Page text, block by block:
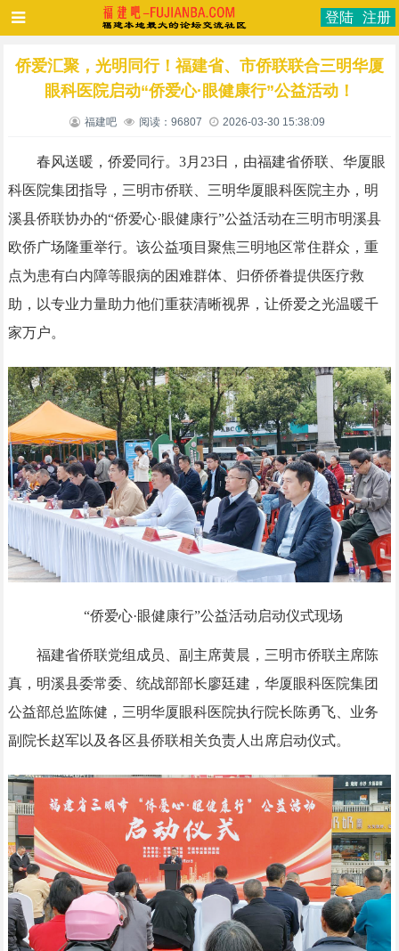
登陆 注册
侨爱汇聚，光明同行！福建省、市侨联联合三明华厦
眼科医院启动“侨爱心·眼健康行”公益活动！
福建吧 阅读：96807 2026-03-30 15:38:09
春风送暖，侨爱同行。3月23日，由福建省侨联、华厦眼
科医院集团指导，三明市侨联、三明华厦眼科医院主办，明
溪县侨联协办的“侨爱心·眼健康行”公益活动在三明市明溪县
欧侨广场隆重举行。该公益项目聚焦三明地区常住群众，重
点为患有白内障等眼病的困难群体、归侨侨眷提供医疗救
助，以专业力量助力他们重获清晰视界，让侨爱之光温暖千
家万户。
“侨爱心·眼健康行”公益活动启动仪式现场
福建省侨联党组成员、副主席黄晨，三明市侨联主席陈
真，明溪县委常委、统战部部长廖廷建，华厦眼科医院集团
公益部总监陈健，三明华厦眼科医院执行院长陈勇飞、业务
副院长赵军以及各区县侨联相关负责人出席启动仪式。